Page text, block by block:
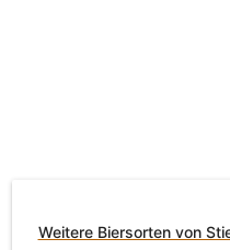
Weitere Biersorten von